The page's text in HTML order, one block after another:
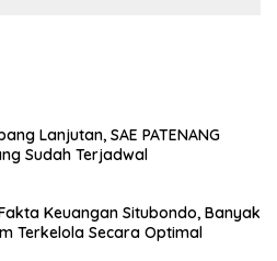
Lanjutan, SAE PATENANG
Sudah Terjadwal
Keuangan Situbondo, Banyak
Terkelola Secara Optimal